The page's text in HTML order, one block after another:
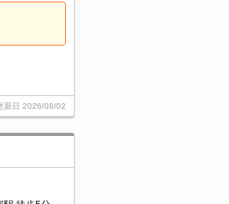
新日 2026/08/02